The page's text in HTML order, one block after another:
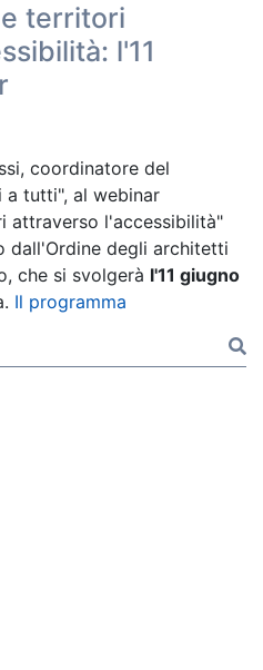
territori
l'11
coordinatore del
tutti", al webinar
attraverso l'accessibilità"
dall'Ordine degli architetti
che si svolgerà l'11 giugno
Il programma